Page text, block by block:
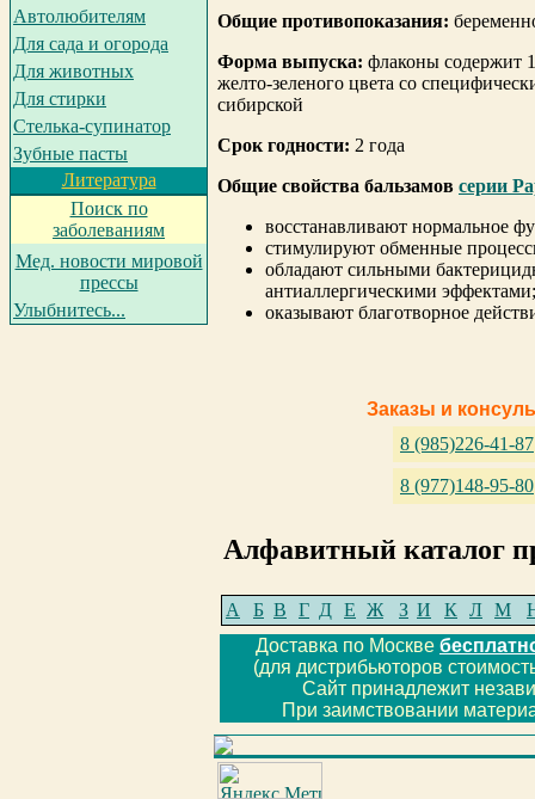
Автолюбителям
Для сада и огорода
Для животных
Для стирки
Cтелька-супинатор
Зубные пасты
Литература
Поиск по
заболеваниям
Мед. новости мировой
прессы
Улыбнитесь...
Общие противопоказания:
Форма выпуска: флаконы содержит
желто-зеленого цвета со
сибирской
Срок годности: 2 года
Oбщие свойства бальзамов серии
восстанавливают нормальное
стимулируют обменные
обладают сильными
антиаллергическими эффектами;
оказывают благотворное
Заказы и
8 (985)226-41-87
8 (977)148-95-80
Алфавитный каталог
А Б В Г Д Е Ж З И К Л М
Доставка по Москве
(для дистрибьюторов
Сайт принадлежит
При заимствовании